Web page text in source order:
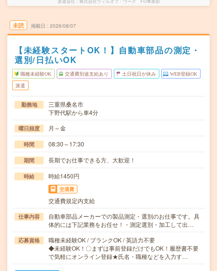
未読 掲載日 2026/08/07
【未経験スタートOK！】自動車部品の測定・
選別/日払いOK
職種未経験OK 交通費別途支給あり 土日祝日が休み WEB登録OK
派遣
勤務地
三重県桑名市
下野代駅から車4分
曜日頻度 月～金
時間 08:30～17:30
期間 長期でお仕事できる方、大歓迎！
時給 時給1450円
交通費
交通費規定内支給
仕事内容
自動車部品メーカーでの製品測定・選別のお仕事です。具
体的には下記業務をお任せ！・測定選別・加工して出…
応募資格
職種未経験OK / ブランクOK / 英語力不要
◆未経験OK！〇まずは事前登録だけでもOK！履歴書不要
で気軽にオンライン登録★氏名・職種などを入力す…